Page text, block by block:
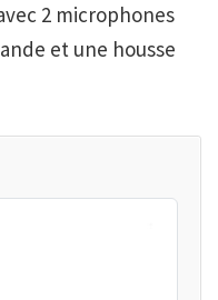
2 microphones
et une housse